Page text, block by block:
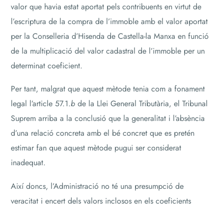
valor que havia estat aportat pels contribuents en virtut de
l’escriptura de la compra de l’immoble amb el valor aportat
per la Conselleria d’Hisenda de Castella-la Manxa en funció
de la multiplicació del valor cadastral de l’immoble per un
determinat coeficient.
Per tant, malgrat que aquest mètode tenia com a fonament
legal l’article 57.1.bde la Llei General Tributària, el Tribunal
Suprem arriba a la conclusió que la generalitat i l’absència
d’una relació concreta amb el bé concret que es pretén
estimar fan que aquest mètode pugui ser considerat
inadequat.
Així doncs, l’Administració no té una presumpció de
veracitat i encert dels valors inclosos en els coeficients